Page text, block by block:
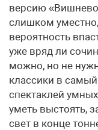
версию
слишком
вероятность
уже вряд ли
можно, но не
классики в
спектаклей
уметь выстоять,
свет в конце